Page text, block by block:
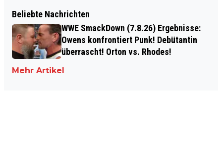
Beliebte Nachrichten
WWE SmackDown (7.8.26) Ergebnisse:
Owens konfrontiert Punk! Debütantin
überrascht! Orton vs. Rhodes!
Mehr Artikel